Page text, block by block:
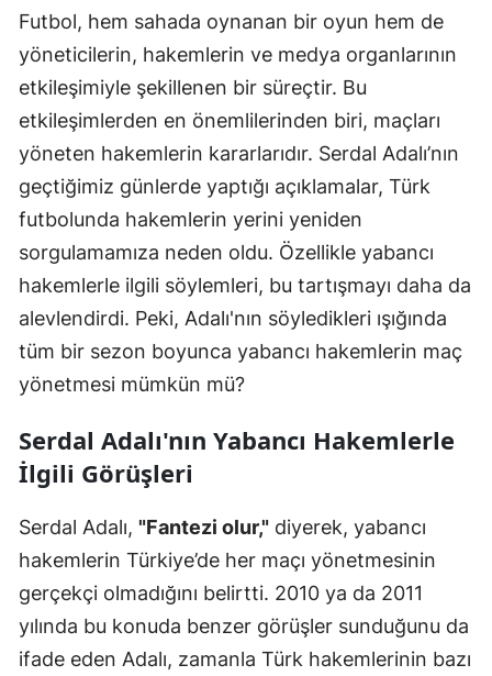
Futbol, hem sahada oynanan bir oyun hem de
yöneticilerin, hakemlerin ve medya organlarının
etkileşimiyle şekillenen bir süreçtir. Bu
etkileşimlerden en önemlilerinden biri, maçları
yöneten hakemlerin kararlarıdır. Serdal Adalı’nın
geçtiğimiz günlerde yaptığı açıklamalar, Türk
futbolunda hakemlerin yerini yeniden
sorgulamamıza neden oldu. Özellikle yabancı
hakemlerle ilgili söylemleri, bu tartışmayı daha da
alevlendirdi. Peki, Adalı'nın söyledikleri ışığında
tüm bir sezon boyunca yabancı hakemlerin maç
yönetmesi mümkün mü?
Serdal Adalı'nın Yabancı Hakemlerle
İlgili Görüşleri
Serdal Adalı, "Fantezi olur," diyerek, yabancı
hakemlerin Türkiye’de her maçı yönetmesinin
gerçekçi olmadığını belirtti. 2010 ya da 2011
yılında bu konuda benzer görüşler sunduğunu da
ifade eden Adalı, zamanla Türk hakemlerinin bazı